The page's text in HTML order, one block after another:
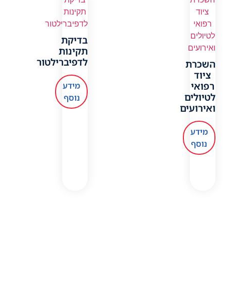
השכרת
ציוד
רפואי
לטיולים
ואירועים
מידע
נוסף
בדיקת
תקינות
לדפיברילטור
מידע
נוסף